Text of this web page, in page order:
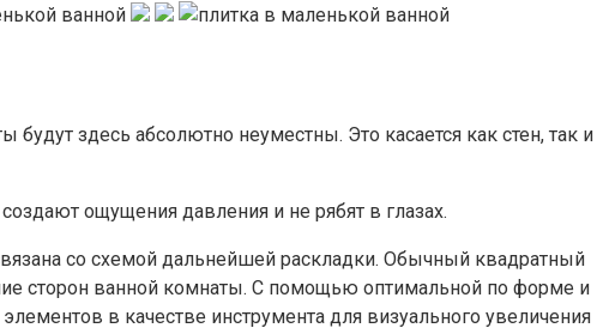
здесь абсолютно неуместны. Это касается как стен, так и
ощущения давления и не рябят в глазах.
со схемой дальнейшей раскладки. Обычный квадратный
сторон ванной комнаты. С помощью оптимальной по форме и
в качестве инструмента для визуального увеличения